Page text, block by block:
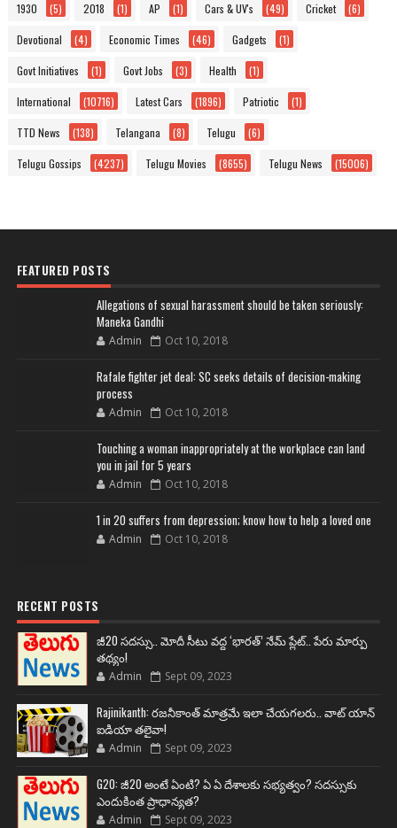
1930 (5) 2018 (1) AP (1) Cars & UV's (49) Cricket (6)
Devotional (4) Economic Times (46) Gadgets (1)
Govt Initiatives (1) Govt Jobs (3) Health (1)
International (10716) Latest Cars (1896) Patriotic (1)
TTD News (138) Telangana (8) Telugu (6)
Telugu Gossips (4237) Telugu Movies (8655) Telugu News (15006)
FEATURED POSTS
Allegations of sexual harassment should be taken seriously:
Maneka Gandhi
Admin Oct 10, 2018
Rafale fighter jet deal: SC seeks details of decision-making
process
Admin Oct 10, 2018
Touching a woman inappropriately at the workplace can land
you in jail for 5 years
Admin Oct 10, 2018
1 in 20 suffers from depression; know how to help a loved one
Admin Oct 10, 2018
RECENT POSTS
జీ20 సదస్సు.. మోదీ సీటు వద్ద ‘భారత్’ నేమ్ ప్లేట్‌.. పేరు మార్పు
తథ్యం!
Admin Sept 09, 2023
Rajinikanth: రజనీకాంత్ మాత్రమే ఇలా చేయగలరు.. వాట్ యాన్
ఐడియా తలైవా!
Admin Sept 09, 2023
G20: జీ20 అంటే ఏంటి? ఏ ఏ దేశాలకు సభ్యత్వం? సదస్సుకు
ఎందుకింత ప్రాధాన్యత?
Admin Sept 09, 2023